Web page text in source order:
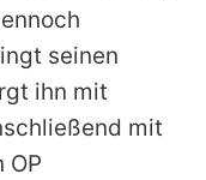
seinen
ihn mit
mit
OP